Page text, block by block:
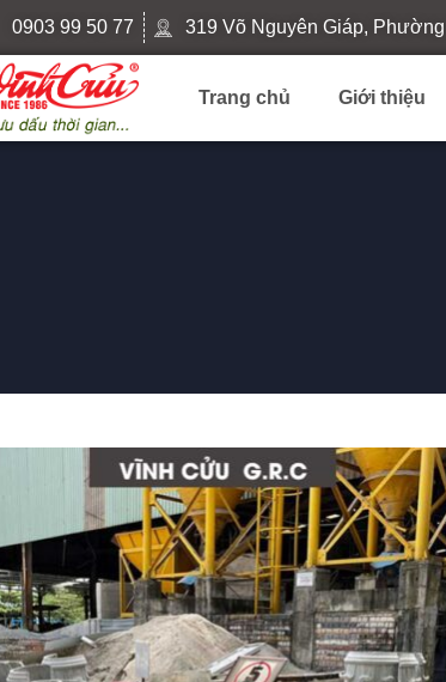
0903 99 50 77 319 Võ Nguyên Giáp,
Trang chủ Giới thiệu